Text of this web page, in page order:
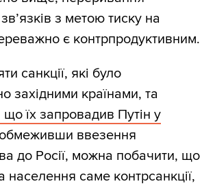
з метою тиску на
є контрпродуктивним.
санкції, які було
західними країнами, та
що їх запровадив Путін у
ввезення
до Росії, можна побачити, що
населення саме контрсанкції,